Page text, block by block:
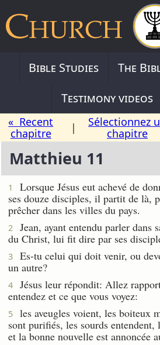
Bible Studies The
Testimony videos
« Recent
chapitre
|
Sélectionnez
chapitre
Matthieu 11
1
Lorsque Jésus eut achevé de
ses douze disciples, il partit de là,
prêcher dans les villes du pays.
2
Jean, ayant entendu parler dans
du Christ, lui fit dire par ses
3
Es-tu celui qui doit venir, ou
un autre?
4
Jésus leur répondit: Allez
entendez et ce que vous voyez:
5
les aveugles voient, les boiteux
sont purifiés, les sourds entendent,
et la bonne nouvelle est annoncée